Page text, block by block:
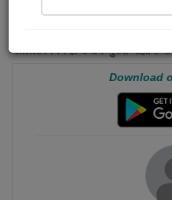
घ्यायचा हे आपल्याला कळत नाही.. तेव्हा
घेतलेला निर्णय हा कधीच चुकत
Download